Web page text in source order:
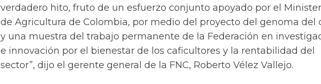
verdadero hito, fruto de un esfuerzo conjunto apoyado por el
de Agricultura de Colombia, por medio del proyecto del genoma del
y una muestra del trabajo permanente de la Federación en
e innovación por el bienestar de los caficultores y la rentabilidad del
sector”, dijo el gerente general de la FNC, Roberto Vélez Vallejo.